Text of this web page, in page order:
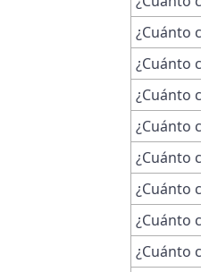
¿Cuánto
¿Cuánto
¿Cuánto
¿Cuánto
¿Cuánto
¿Cuánto
¿Cuánto
¿Cuánto